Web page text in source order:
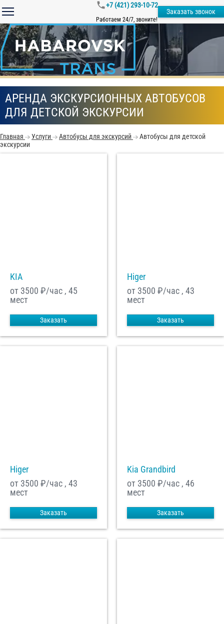
+7 (421) 293-10-72
Работаем 24/7, звоните!
Заказать звонок
АРЕНДА ЭКСКУРСИОННЫХ АВТОБУСОВ
ДЛЯ ДЕТСКОЙ ЭКСКУРСИИ
Главная Услуги Автобусы для экскурсий
Автобусы для детской
экскурсии
KIA
от 3500 ₽/час , 45
мест
Заказать
Higer
от 3500 ₽/час , 43
мест
Заказать
Higer
от 3500 ₽/час , 43
мест
Заказать
Kia Grandbird
от 3500 ₽/час , 46
мест
Заказать
Отправить заказ